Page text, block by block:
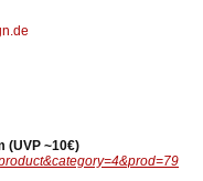
(UVP ~10€)